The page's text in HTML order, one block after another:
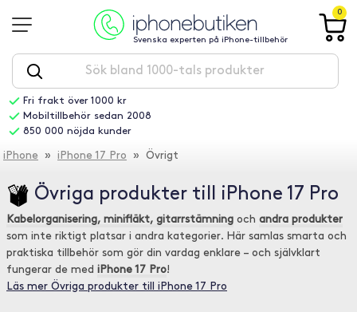
Svenska experten på iPhone-tillbehör
0
Fri frakt över 1000 kr
Mobiltillbehör sedan 2008
850 000 nöjda kunder
iPhone » iPhone 17 Pro » Övrigt
Övriga produkter till iPhone 17 Pro
Kabelorganisering, minifläkt, gitarrstämning och andra produkter
som inte riktigt platsar i andra kategorier. Här samlas smarta och
praktiska tillbehör som gör din vardag enklare – och självklart
fungerar de med iPhone 17 Pro!
Läs mer Övriga produkter till iPhone 17 Pro